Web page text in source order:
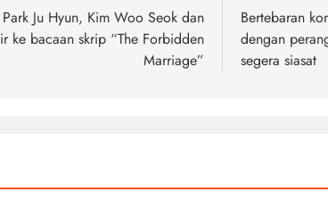
Ju Hyun, Kim Woo Seok dan
ke bacaan skrip “The Forbidden
Marriage”
Bertebaran
dengan
segera siasat